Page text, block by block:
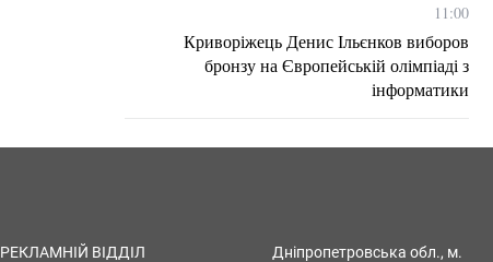
11:00
Криворіжець Денис Ільєнков виборов
бронзу на Європейській олімпіаді з
інформатики
РЕКЛАМНІЙ ВІДДІЛ
Дніпропетровська обл., м.